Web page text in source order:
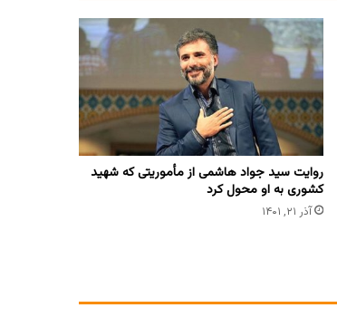
روایت سید جواد هاشمی از مأموریتی که شهید
کشوری به او محول کرد
آذر ۲۱, ۱۴۰۱